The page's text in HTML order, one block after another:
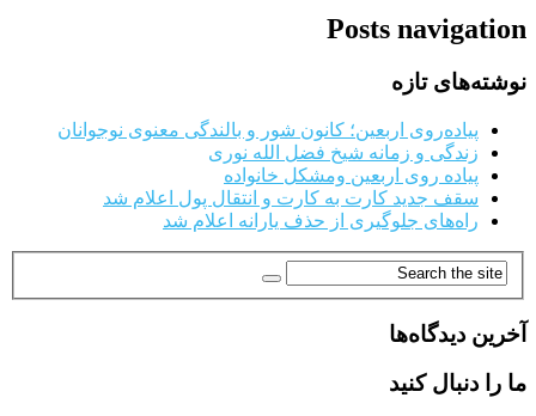
Posts navigation
نوشته‌های تازه
پیاده‌روی اربعین؛ کانون شور و بالندگی معنوی نوجوانان
زندگی و زمانه شیخ فضل الله نوری
پیاده روی اربعین ومشکل خانواده
سقف جدید کارت به کارت و انتقال پول اعلام شد
راه‌های جلوگیری از حذف یارانه اعلام شد
آخرین دیدگاه‌ها
ما را دنبال کنید